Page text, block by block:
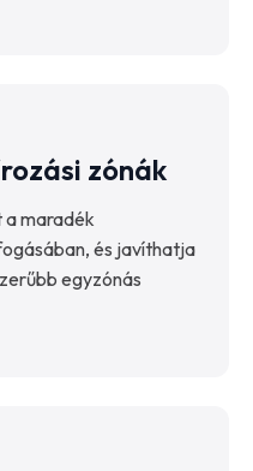
zónák
a maradék
és javíthatja
egyzónás